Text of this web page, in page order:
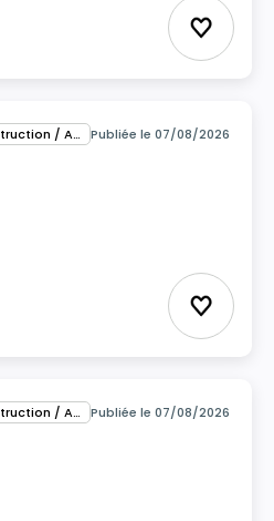
Ajouter
BTP / Matériaux de construction / Architecture Publiée le 07/08/2026
Ajouter
BTP / Matériaux de construction / Architecture Publiée le 07/08/2026